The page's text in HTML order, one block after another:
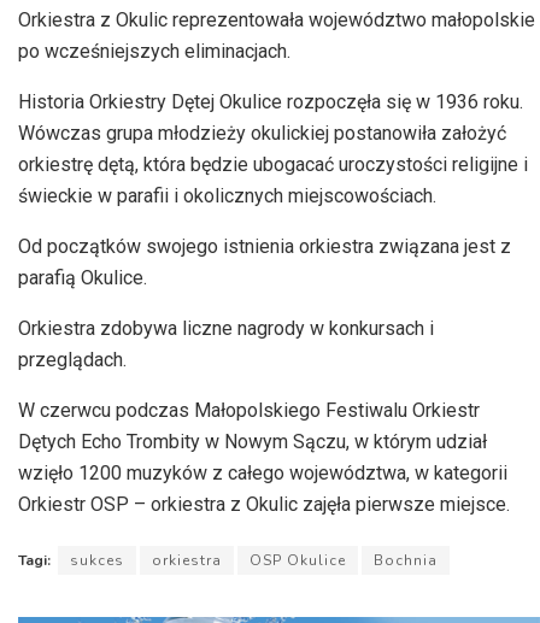
Orkiestra z Okulic reprezentowała województwo małopolskie
po wcześniejszych eliminacjach.
Historia Orkiestry Dętej Okulice rozpoczęła się w 1936 roku.
Wówczas grupa młodzieży okulickiej postanowiła założyć
orkiestrę dętą, która będzie ubogacać uroczystości religijne i
świeckie w parafii i okolicznych miejscowościach.
Od początków swojego istnienia orkiestra związana jest z
parafią Okulice.
Orkiestra zdobywa liczne nagrody w konkursach i
przeglądach.
W czerwcu podczas Małopolskiego Festiwalu Orkiestr
Dętych Echo Trombity w Nowym Sączu, w którym udział
wzięło 1200 muzyków z całego województwa, w kategorii
Orkiestr OSP – orkiestra z Okulic zajęła pierwsze miejsce.
Tagi: sukces orkiestra OSP Okulice Bochnia